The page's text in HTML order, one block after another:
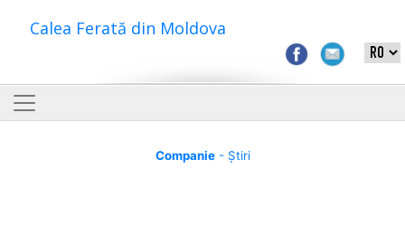
Calea Ferată din Moldova
Companie- Știri